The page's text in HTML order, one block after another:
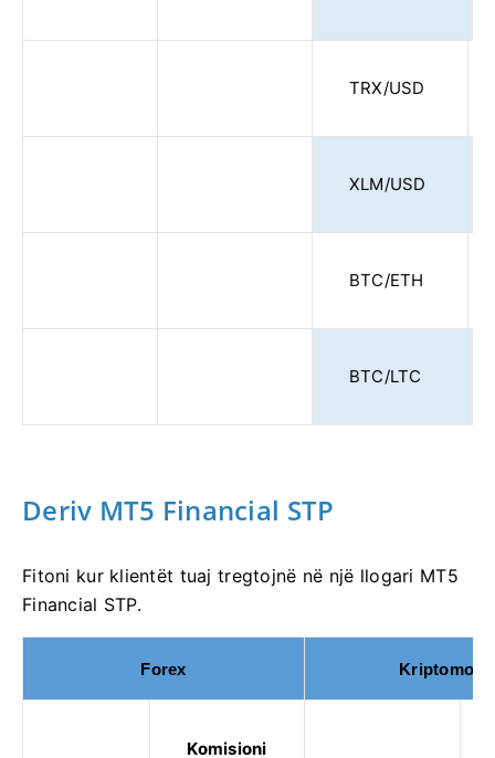
TRX/USD
XLM/USD
BTC/ETH
BTC/LTC
Deriv MT5 Financial STP
Fitoni kur klientët tuaj tregtojnë në një llogari MT5
Financial STP.
Forex
Komisioni